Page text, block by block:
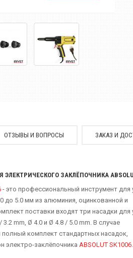
ОТЗЫВЫ И ВОПРОСЫ ЗАКАЗ И
ЗАКЛЁПОЧНИКА
- это профессиональный инструмент для
5.0 мм из алюминия, оцинкованной и
поставки входят три насадки для
mm, Ø 4.0 и Ø 4.8 / 5.0 mm. В случае
комплект стандартных насадок,
электро-заклёпочника ABSOLUT SK1006.